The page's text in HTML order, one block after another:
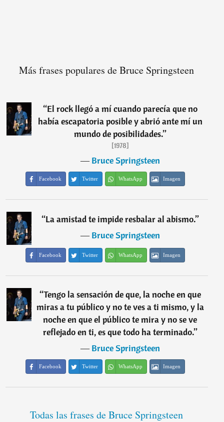
Más frases populares de Bruce Springsteen
“El rock llegó a mí cuando parecía que no
había escapatoria posible y abrió ante mí un
mundo de posibilidades.”
[1978]
―Bruce Springsteen
Facebook Twitter WhatsApp Imagen
“La amistad te impide resbalar al abismo.”
―Bruce Springsteen
Facebook Twitter WhatsApp Imagen
“Tengo la sensación de que, la noche en que
miras a tu público y no te ves a ti mismo, y la
noche en que el público te mira y no se ve
reflejado en ti, es que todo ha terminado.”
―Bruce Springsteen
Facebook Twitter WhatsApp Imagen
Todas las frases de Bruce Springsteen